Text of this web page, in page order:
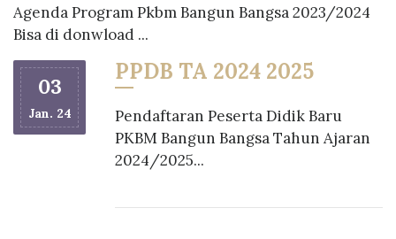
Agenda Program Pkbm Bangun Bangsa 2023/2024
Bisa di donwload ...
03
Jan. 24
PPDB TA 2024 2025
Pendaftaran Peserta Didik Baru
PKBM Bangun Bangsa Tahun Ajaran
2024/2025...